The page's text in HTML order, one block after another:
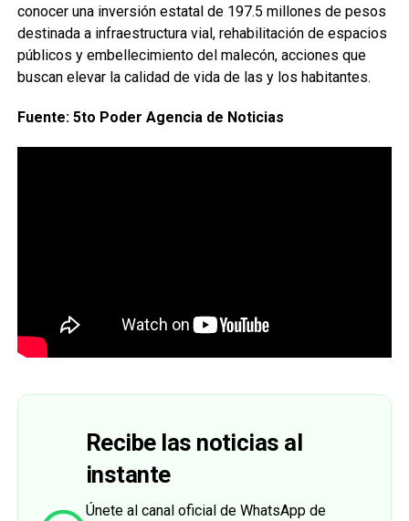
conocer una inversión estatal de 197.5 millones de pesos
destinada a infraestructura vial, rehabilitación de espacios
públicos y embellecimiento del malecón, acciones que
buscan elevar la calidad de vida de las y los habitantes.
Fuente: 5to Poder Agencia de Noticias
Recibe las noticias al
instante
Únete al canal oficial de WhatsApp de